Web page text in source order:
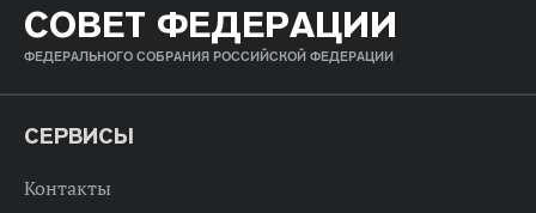
СОВЕТ ФЕДЕРАЦИИ
ФЕДЕРАЛЬНОГО СОБРАНИЯ РОССИЙСКОЙ ФЕДЕРАЦИИ
СЕРВИСЫ
Контакты